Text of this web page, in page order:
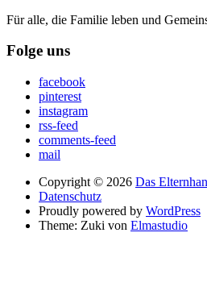
Für alle, die Familie leben und
Folge uns
facebook
pinterest
instagram
rss-feed
comments-feed
mail
Copyright © 2026 Das
Datenschutz
Proudly powered by WordPress
Theme: Zuki von Elmastudio